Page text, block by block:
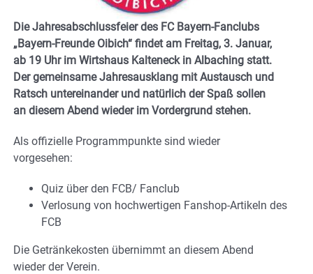
Die Jahresabschlussfeier des FC Bayern-Fanclubs
„Bayern-Freunde Oibich“ findet am Freitag, 3. Januar,
ab 19 Uhr im Wirtshaus Kalteneck in Albaching statt.
Der gemeinsame Jahresausklang mit Austausch und
Ratsch untereinander und natürlich der Spaß sollen
an diesem Abend wieder im Vordergrund stehen.
Als offizielle Programmpunkte sind wieder
vorgesehen:
Quiz über den FCB/ Fanclub
Verlosung von hochwertigen Fanshop-Artikeln des
FCB
Die Getränkekosten übernimmt an diesem Abend
wieder der Verein.